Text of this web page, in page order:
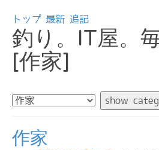
トップ 最新 追記
釣り。IT屋。
[作家]
作家